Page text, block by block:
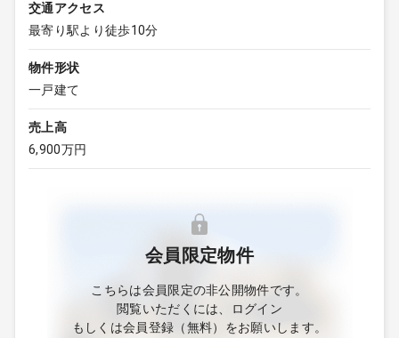
交通アクセス
最寄り駅より徒歩10分
物件形状
一戸建て
売上高
6,900万円
会員限定物件
こちらは会員限定の非公開物件です。
閲覧いただくには、ログイン
もしくは会員登録（無料）をお願いします。